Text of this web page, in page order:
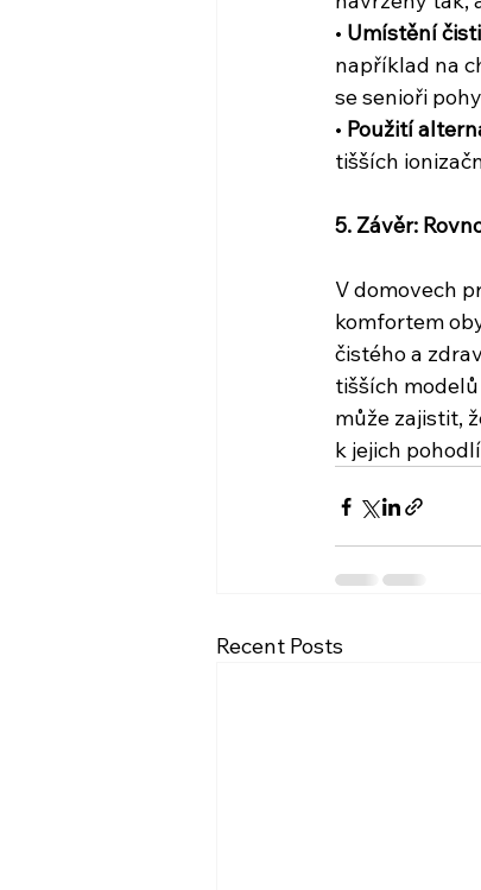
• Umístění
například na
se senioři
• Použití
tišších
5. Závěr:
V domovech
komfortem
čistého a
tišších
může zajistit,
k jejich
Recent Posts